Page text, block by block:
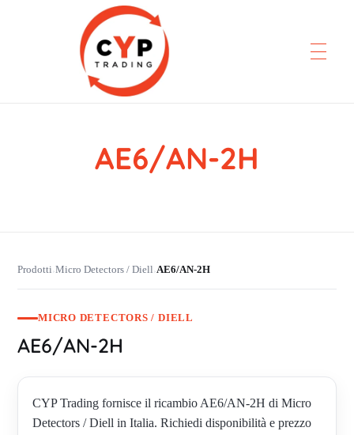
CYP Trading
AE6/AN-2H
Prodotti›Micro Detectors / Diell›AE6/AN-2H
MICRO DETECTORS / DIELL
AE6/AN-2H
CYP Trading fornisce il ricambio AE6/AN-2H di Micro
Detectors / Diell in Italia. Richiedi disponibilità e prezzo